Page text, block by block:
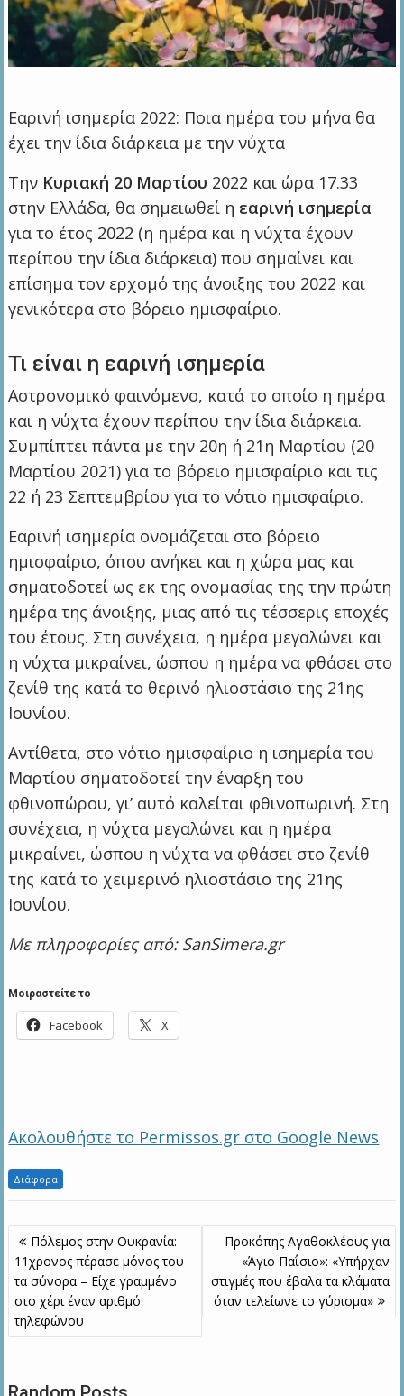
Εαρινή ισημερία 2022: Ποια ημέρα του μήνα θα
έχει την ίδια διάρκεια με την νύχτα
Την Κυριακή 20 Μαρτίου 2022 και ώρα 17.33
στην Ελλάδα, θα σημειωθεί η εαρινή ισημερία
για το έτος 2022 (η ημέρα και η νύχτα έχουν
περίπου την ίδια διάρκεια) που σημαίνει και
επίσημα τον ερχομό της άνοιξης του 2022 και
γενικότερα στο βόρειο ημισφαίριο.
Τι είναι η εαρινή ισημερία
Αστρονομικό φαινόμενο, κατά το οποίο η ημέρα
και η νύχτα έχουν περίπου την ίδια διάρκεια.
Συμπίπτει πάντα με την 20η ή 21η Μαρτίου (20
Μαρτίου 2021) για το βόρειο ημισφαίριο και τις
22 ή 23 Σεπτεμβρίου για το νότιο ημισφαίριο.
Εαρινή ισημερία ονομάζεται στο βόρειο
ημισφαίριο, όπου ανήκει και η χώρα μας και
σηματοδοτεί ως εκ της ονομασίας της την πρώτη
ημέρα της άνοιξης, μιας από τις τέσσερις εποχές
του έτους. Στη συνέχεια, η ημέρα μεγαλώνει και
η νύχτα μικραίνει, ώσπου η ημέρα να φθάσει στο
ζενίθ της κατά το θερινό ηλιοστάσιο της 21ης
Ιουνίου.
Αντίθετα, στο νότιο ημισφαίριο η ισημερία του
Μαρτίου σηματοδοτεί την έναρξη του
φθινοπώρου, γι’ αυτό καλείται φθινοπωρινή. Στη
συνέχεια, η νύχτα μεγαλώνει και η ημέρα
μικραίνει, ώσπου η νύχτα να φθάσει στο ζενίθ
της κατά το χειμερινό ηλιοστάσιο της 21ης
Ιουνίου.
Με πληροφορίες από: SanSimera.gr
Μοιραστείτε το
Facebook X
Ακολουθήστε το Permissos.gr στο Google News
Διάφορα
Πλοήγηση
άρθρων
Πόλεμος στην Ουκρανία:
11χρονος πέρασε μόνος του
τα σύνορα – Είχε γραμμένο
στο χέρι έναν αριθμό
τηλεφώνου
Προκόπης Αγαθοκλέους για
«Άγιο Παΐσιο»: «Υπήρχαν
στιγμές που έβαλα τα κλάματα
όταν τελείωνε το γύρισμα»